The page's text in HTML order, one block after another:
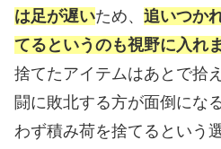
は足が遅いため、 追いつか
てるというのも視野に入れ
捨てたアイテムはあとで拾
闘に敗北する方が面倒にな
わず積み荷を捨てるという